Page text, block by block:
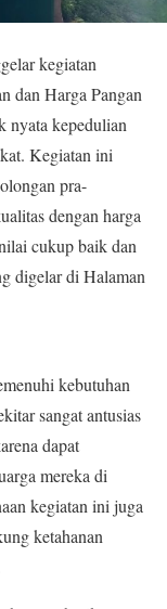
kegiatan
dan Harga Pangan
nyata kepedulian
Kegiatan ini
pra-
dengan harga
cukup baik dan
digelar di Halaman
kebutuhan
sangat antusias
dapat
mereka di
kegiatan ini juga
ketahanan